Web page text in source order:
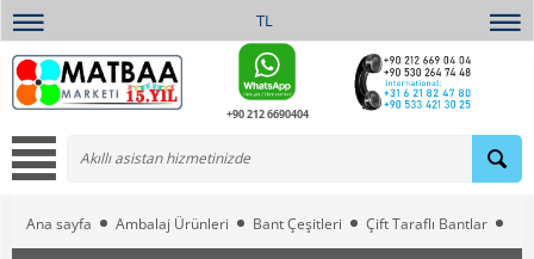
TL
+90 212 6690404
Ana sayfa Ambalaj Ürünleri Bant Çeşitleri Çift Taraflı Bantlar